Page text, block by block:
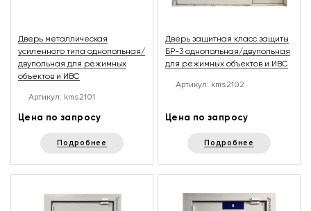
Дверь металлическая
усиленного типа однопольная/
двупольная для режимных
объектов и ИВС
Артикул: kms2101
Цена по запросу
Подробнее
Дверь защитная класс защиты
БР-3 однопольная/двупольная
для режимных объектов и ИВС
Артикул: kms2102
Цена по запросу
Подробнее